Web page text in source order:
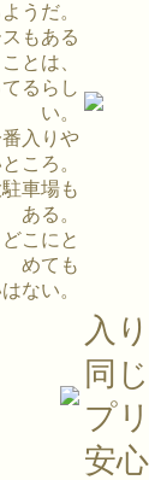
うだ。
もある
とは、
るらし
い。
入りや
ころ。
車場も
ある。
こにと
めても
ない。
入
同
プ
安